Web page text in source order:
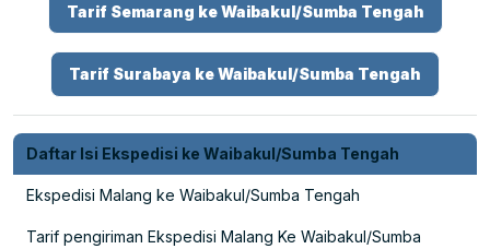
Tarif Semarang ke Waibakul/Sumba Tengah
Tarif Surabaya ke Waibakul/Sumba Tengah
Daftar Isi Ekspedisi ke Waibakul/Sumba Tengah
Ekspedisi Malang ke Waibakul/Sumba Tengah
Tarif pengiriman Ekspedisi Malang Ke Waibakul/Sumba